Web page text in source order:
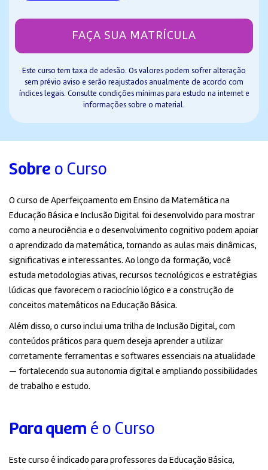
Sobre o Curso
O curso de Aperfeiçoamento em Ensino da Matemática na
Educação Básica e Inclusão Digital foi desenvolvido para mostrar
como a neurociência e o desenvolvimento cognitivo podem apoiar
o aprendizado da matemática, tornando as aulas mais dinâmicas,
significativas e interessantes. Ao longo da formação, você
estuda metodologias ativas, recursos tecnológicos e estratégias
lúdicas que favorecem o raciocínio lógico e a construção de
conceitos matemáticos na Educação Básica.
Além disso, o curso inclui uma trilha de Inclusão Digital, com
conteúdos práticos para quem deseja aprender a utilizar
corretamente ferramentas e softwares essenciais na atualidade
— fortalecendo sua autonomia digital e ampliando possibilidades
de trabalho e estudo.
Para quem é o Curso
Este curso é indicado para professores da Educação Básica,
FAÇA SUA MATRÍCULA
Este curso tem taxa de adesão. Os valores podem sofrer alteração
sem prévio aviso e serão reajustados anualmente de acordo com
índices legais. Consulte condições mínimas para estudo na internet e
informações sobre o material.